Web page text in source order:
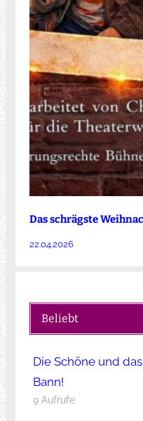
Das schrägste
22.04.2026
Beliebt
Die Schöne und
Bann!
9 Aufrufe